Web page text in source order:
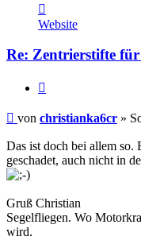
von
christianka6cr
Website
Re: Zentrierstifte
Beitrag
von christianka6cr »
Das ist doch bei allem so.
geschadet, auch nicht in
Gruß Christian
Segelfliegen. Wo
wird.